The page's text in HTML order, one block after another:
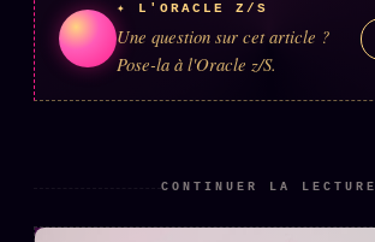
Archives SMK
SMK Manifeste
Gossip Manifeste
Infofiction
Prophétie confirmée
✦ L'ORACLE Z/S
Une question sur cet article ?
Pose-la à l'Oracle z/S.
CONTINUER LA LECTURE